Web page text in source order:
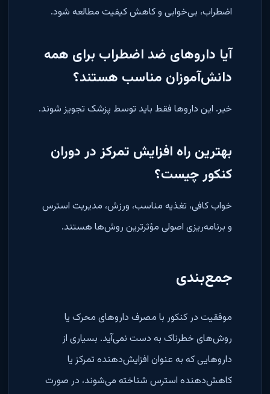
اضطراب، بی‌خوابی و کاهش کیفیت مطالعه شود.
آیا داروهای ضد اضطراب برای همه
دانش‌آموزان مناسب هستند؟
خیر. این داروها فقط باید توسط پزشک تجویز شوند.
بهترین راه افزایش تمرکز در دوران
کنکور چیست؟
خواب کافی، تغذیه مناسب، ورزش، مدیریت استرس
و برنامه‌ریزی اصولی مؤثرترین روش‌ها هستند.
جمع‌بندی
موفقیت در کنکور با مصرف داروهای محرک یا
روش‌های خطرناک به دست نمی‌آید. بسیاری از
داروهایی که به عنوان افزایش‌دهنده تمرکز یا
کاهش‌دهنده استرس شناخته می‌شوند، در صورت